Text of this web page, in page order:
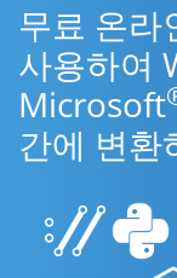
무료 온라
사용하여
Microsoft
간에 변환